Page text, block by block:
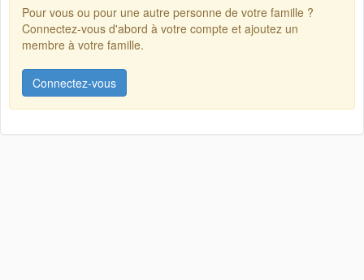
Pour vous ou pour une autre personne de votre famille ?
Connectez-vous d'abord à votre compte et ajoutez un
membre à votre famille.
Connectez-vous